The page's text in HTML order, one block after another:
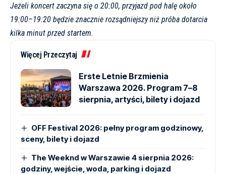
Jeżeli koncert zaczyna się o 20:00, przyjazd pod halę około
19:00–19:20 będzie znacznie rozsądniejszy niż próba dotarcia
kilka minut przed startem.
Więcej Przeczytaj
Erste Letnie Brzmienia
Warszawa 2026. Program 7–8
sierpnia, artyści, bilety i dojazd
OFF Festival 2026: pełny program godzinowy,
sceny, bilety i dojazd
The Weeknd w Warszawie 4 sierpnia 2026:
godziny, wejście, woda, parking i dojazd